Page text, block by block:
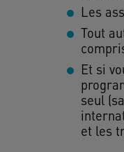
Les
Tout
Et si
seul
et les